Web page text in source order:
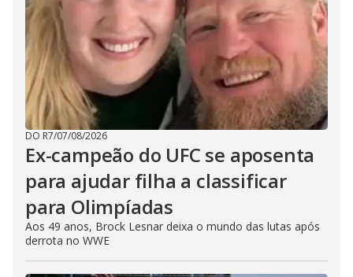
DO R7/07/08/2026
Ex-campeão do UFC se aposenta
para ajudar filha a classificar
para Olimpíadas
Aos 49 anos, Brock Lesnar deixa o mundo das lutas após
derrota no WWE